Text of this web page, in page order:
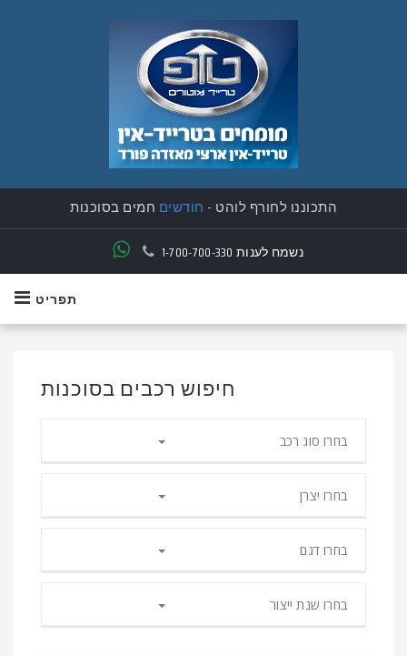
התכוננו לחורף לוהט - חודשים חמים בסוכנות
1-700-700-330נשמח לענות
תפריט
חיפוש רכבים בסוכנות
בחרו סוג רכב
בחרו יצרן
בחרו דגם
בחרו שנת ייצור